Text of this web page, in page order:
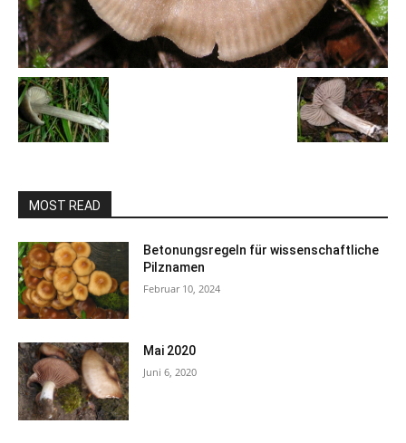
MOST READ
Betonungsregeln für wissenschaftliche
Pilznamen
Februar 10, 2024
Mai 2020
Juni 6, 2020